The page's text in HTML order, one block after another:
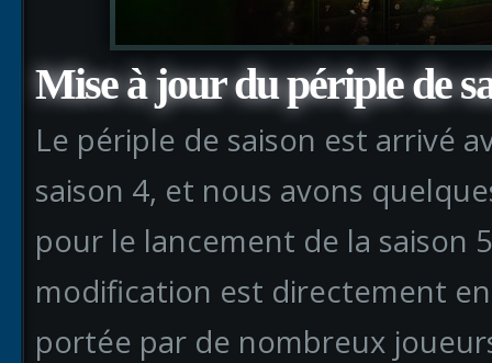
Mise à jour du périple de
Le périple de saison est arrivé
saison 4, et nous avons
pour le lancement de la saison
modification est directement
portée par de nombreux